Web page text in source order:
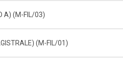
A) (M-FIL/03)
(M-FIL/01)